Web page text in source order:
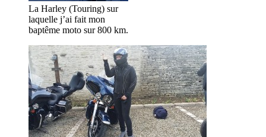
La Harley (Touring) sur
laquelle j’ai fait mon
baptême moto sur 800 km.